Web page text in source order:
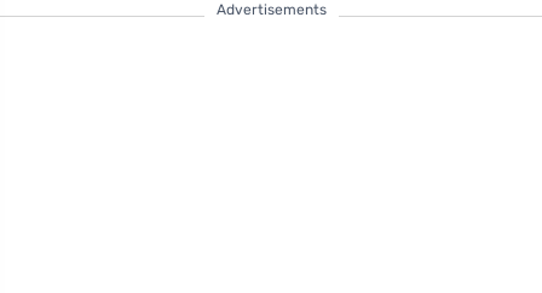
Advertisements